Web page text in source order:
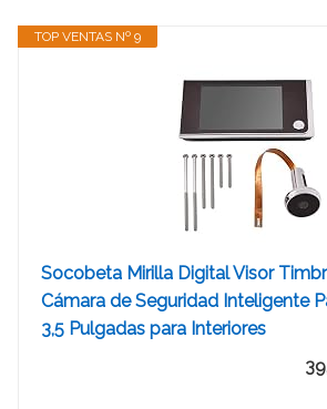
TOP VENTAS Nº 9
Socobeta Mirilla Digital Visor
Cámara de Seguridad Inteligente
3,5 Pulgadas para Interiores